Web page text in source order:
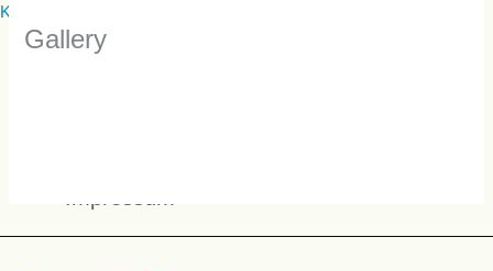
Zum
Inhalt
Küstenatelier
Menü
Gallery